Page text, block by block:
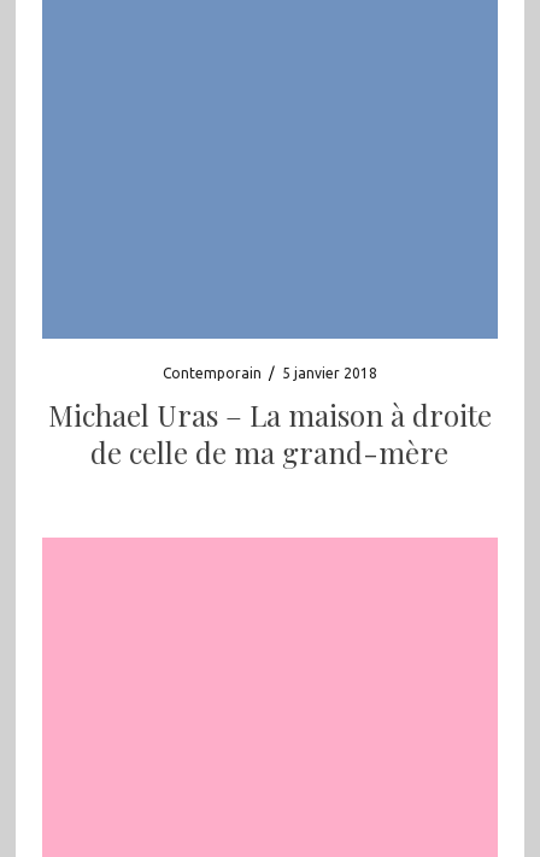
Contemporain / 5 janvier 2018
Michael Uras – La maison à droite
de celle de ma grand-mère